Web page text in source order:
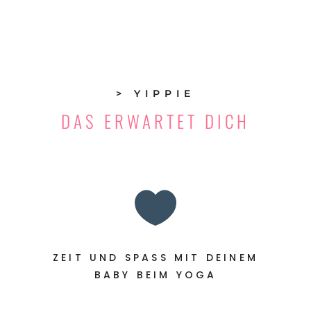
> YIPPIE
DAS ERWARTET DICH

ZEIT UND SPASS MIT DEINEM B
ABY BEIM YOGA